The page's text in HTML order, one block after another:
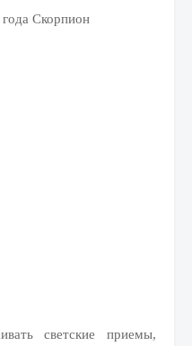
Скорпион
светские приемы,